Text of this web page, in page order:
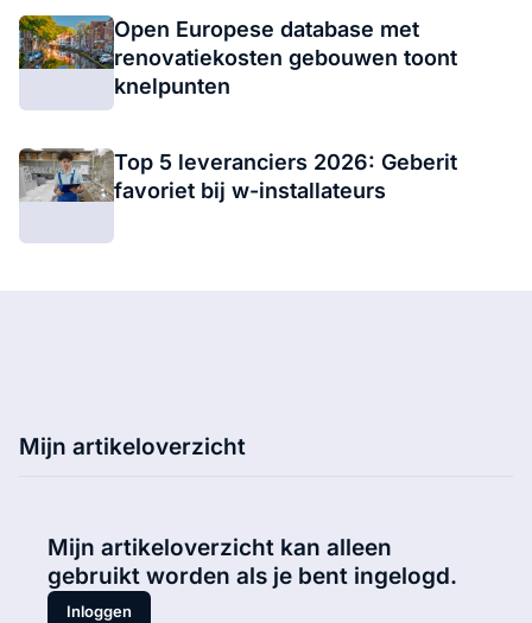
Open Europese database met
renovatiekosten gebouwen toont
knelpunten
Top 5 leveranciers 2026: Geberit
favoriet bij w-installateurs
Mijn artikeloverzicht
Mijn artikeloverzicht kan alleen
gebruikt worden als je bent ingelogd.
Inloggen